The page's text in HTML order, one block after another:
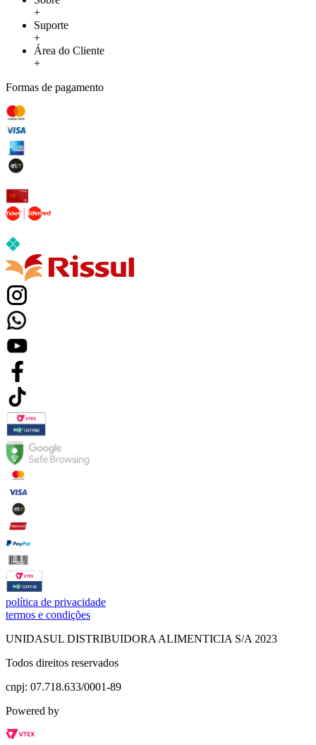
+
Suporte
+
Área do Cliente
+
Formas de pagamento
política de privacidade
termos e condições
UNIDASUL DISTRIBUIDORA ALIMENTICIA S/A 2023
Todos direitos reservados
cnpj: 07.718.633/0001-89
Powered by